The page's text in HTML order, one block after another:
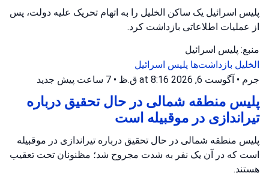
پلیس اسرائیل یک ساکن الخلیل را به اتهام تحریک علیه دولت، پس
از عملیات اطلاعاتی بازداشت کرد.
منبع: پلیس اسرائیل
الخلیل بازداشت‌ها پلیس اسرائیل
جرم • آگوست 6, 2026 at 8:16 ق.ظ • 7 ساعت پیش جدید
پلیس منطقه شمالی در حال تحقیق درباره
تیراندازی در موقبیله است
پلیس منطقه شمالی در حال تحقیق درباره تیراندازی در موقبیله
است که در آن یک نفر به شدت مجروح شد؛ مظنونان تحت تعقیب
هستند.